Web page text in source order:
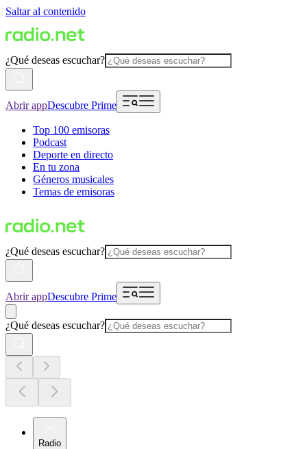
Saltar al contenido
¿Qué deseas escuchar?
Abrir appDescubre Prime
Top 100 emisoras
Podcast
Deporte en directo
En tu zona
Géneros musicales
Temas de emisoras
¿Qué deseas escuchar?
Abrir appDescubre Prime
¿Qué deseas escuchar?
Radio